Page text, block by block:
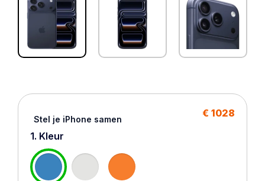
Stel je iPhone samen
€ 1028
1. Kleur